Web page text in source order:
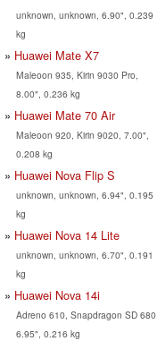
unknown, unknown, 6.90", 0.239
kg
Huawei Mate X7
Maleoon 935, Kirin 9030 Pro,
8.00", 0.236 kg
Huawei Mate 70 Air
Maleoon 920, Kirin 9020, 7.00",
0.208 kg
Huawei Nova Flip S
unknown, unknown, 6.94", 0.195
kg
Huawei Nova 14 Lite
unknown, unknown, 6.70", 0.191
kg
Huawei Nova 14i
Adreno 610, Snapdragon SD 680,
6.95", 0.216 kg